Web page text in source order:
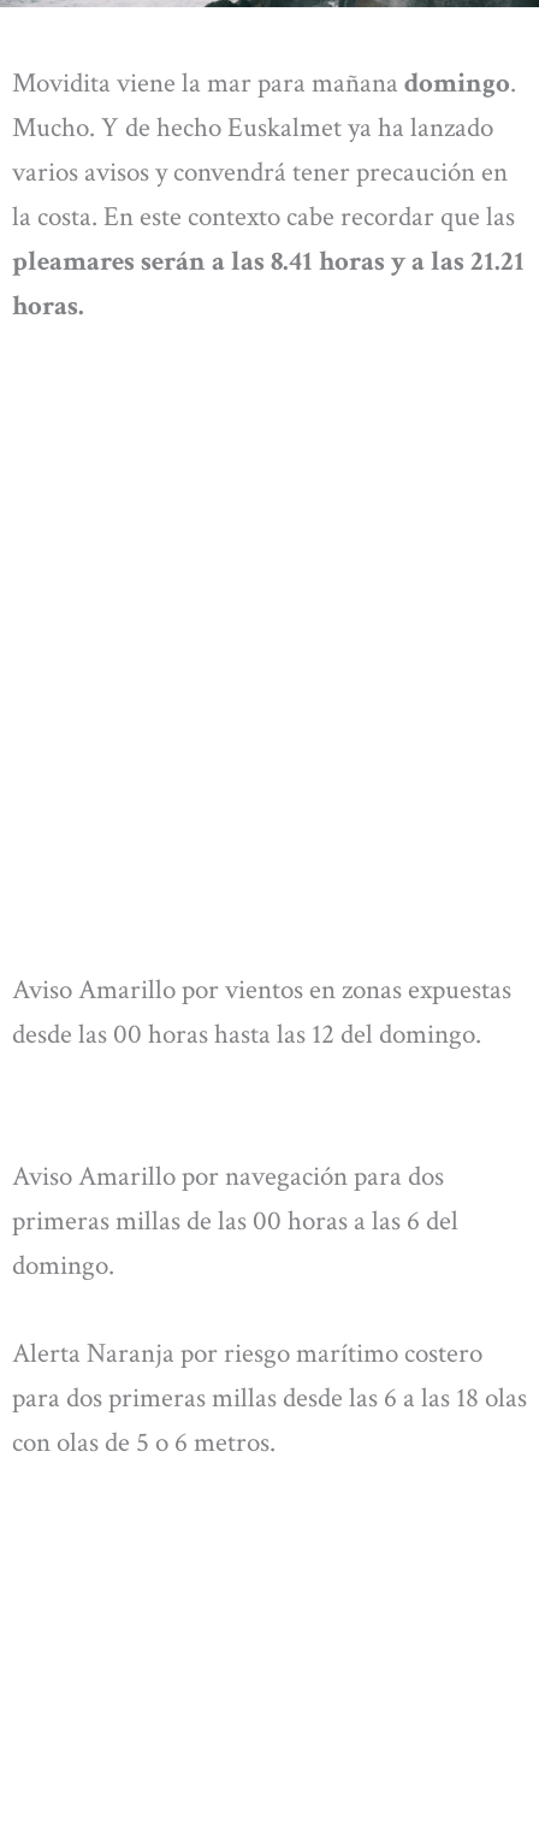
Movidita viene la mar para mañana domingo.
Mucho. Y de hecho Euskalmet ya ha lanzado
varios avisos y convendrá tener precaución en
la costa. En este contexto cabe recordar que las
pleamares serán a las 8.41 horas y a las 21.21
horas.
Aviso Amarillo por vientos en zonas expuestas
desde las 00 horas hasta las 12 del domingo.
Aviso Amarillo por navegación para dos
primeras millas de las 00 horas a las 6 del
domingo.
Alerta Naranja por riesgo marítimo costero
para dos primeras millas desde las 6 a las 18 olas
con olas de 5 o 6 metros.